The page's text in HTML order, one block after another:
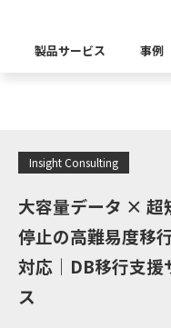
製品サービス
キーワードから探す
業界から探す
製品一覧
事例
イベント
db
Insight Blog
企業理念
会社概要
Insight Consulting
大容量データ × 超
停止の高難易度移
対応｜DB移行支援
ス